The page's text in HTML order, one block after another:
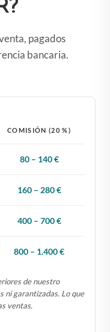
pagados
bancaria.
COMISIÓN (20 %)
80 – 140 €
160 – 280 €
400 – 700 €
800 – 1.400 €
de nuestro
ni garantizadas. Lo que
ventas.